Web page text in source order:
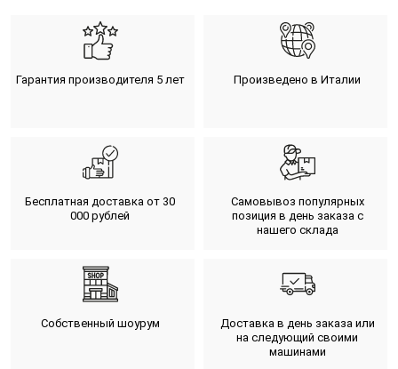
Гарантия производителя 5 лет Произведено в Италии
Бесплатная доставка от 30
000 рублей
Самовывоз популярных
позиция в день заказа с
нашего склада
Собственный шоурум
Доставка в день заказа или
на следующий своими
машинами